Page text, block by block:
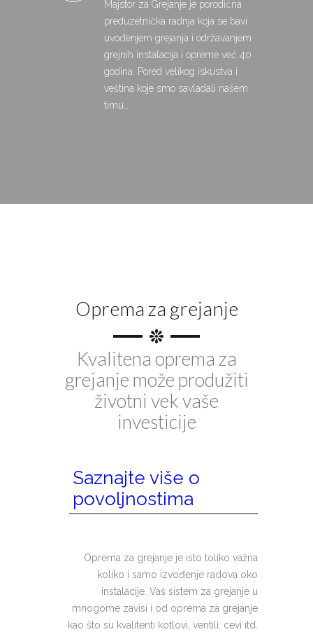
Majstor za Grejanje je porodična
preduzetnička radnja koja se bavi
uvođenjem grejanja i održavanjem
grejnih instalacija i opreme već 40
godina. Pored velikog iskustva i
veština koje smo savladali našem
timu…
Oprema za grejanje
Kvalitena oprema za
grejanje može produžiti
životni vek vaše
investicije
Saznajte više o
povoljnostima
Oprema za grejanje je isto toliko važna
koliko i samo izvođenje radova oko
instalacije. Vaš sistem za grejanje u
mnogome zavisi i od oprema za grejanje
kao što su kvalitenti kotlovi, ventili, cevi itd.